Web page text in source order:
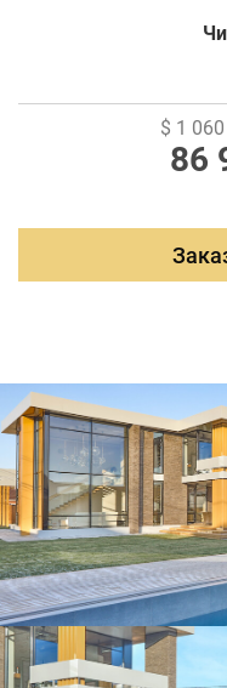
ванной), три
Интерьер выдержан в
Отделочные
земельного участка
благоустроена,
$ 1
86